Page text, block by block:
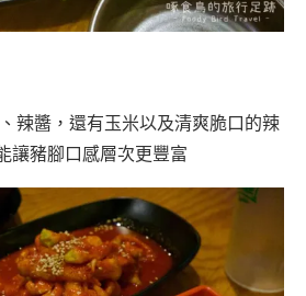
辣醬，還有玉米以及清爽脆口的辣
讓豬腳口感層次更豐富